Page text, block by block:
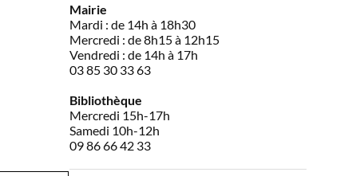
Mairie
Mardi : de 14h à 18h30
Mercredi : de 8h15 à 12h15
Vendredi : de 14h à 17h
03 85 30 33 63
Bibliothèque
Mercredi 15h-17h
Samedi 10h-12h
09 86 66 42 33